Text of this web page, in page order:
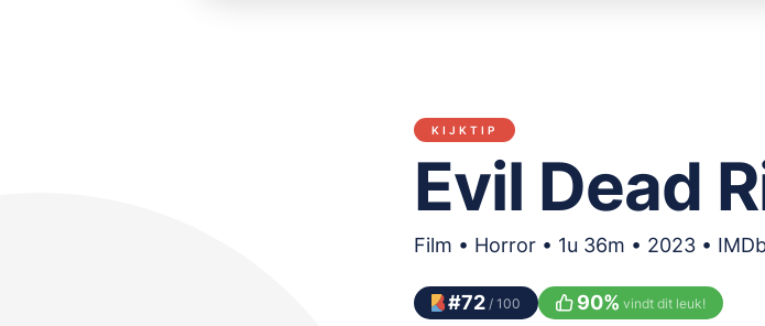
KIJKTIP
Evil Dead
Film • Horror • 1u 36m • 2023 •
#72 / 100 90% vindt dit leuk!